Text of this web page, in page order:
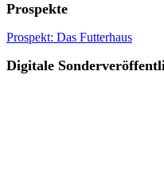
Prospekte
Prospekt: Das Futterhaus
Digitale